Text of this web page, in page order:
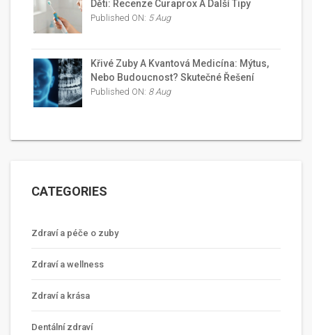
Děti: Recenze Curaprox A Další Tipy
Published ON: 5 Aug
Křivé Zuby A Kvantová Medicína: Mýtus,
Nebo Budoucnost? Skutečné Řešení
Published ON: 8 Aug
CATEGORIES
Zdraví a péče o zuby
Zdraví a wellness
Zdraví a krása
Dentální zdraví